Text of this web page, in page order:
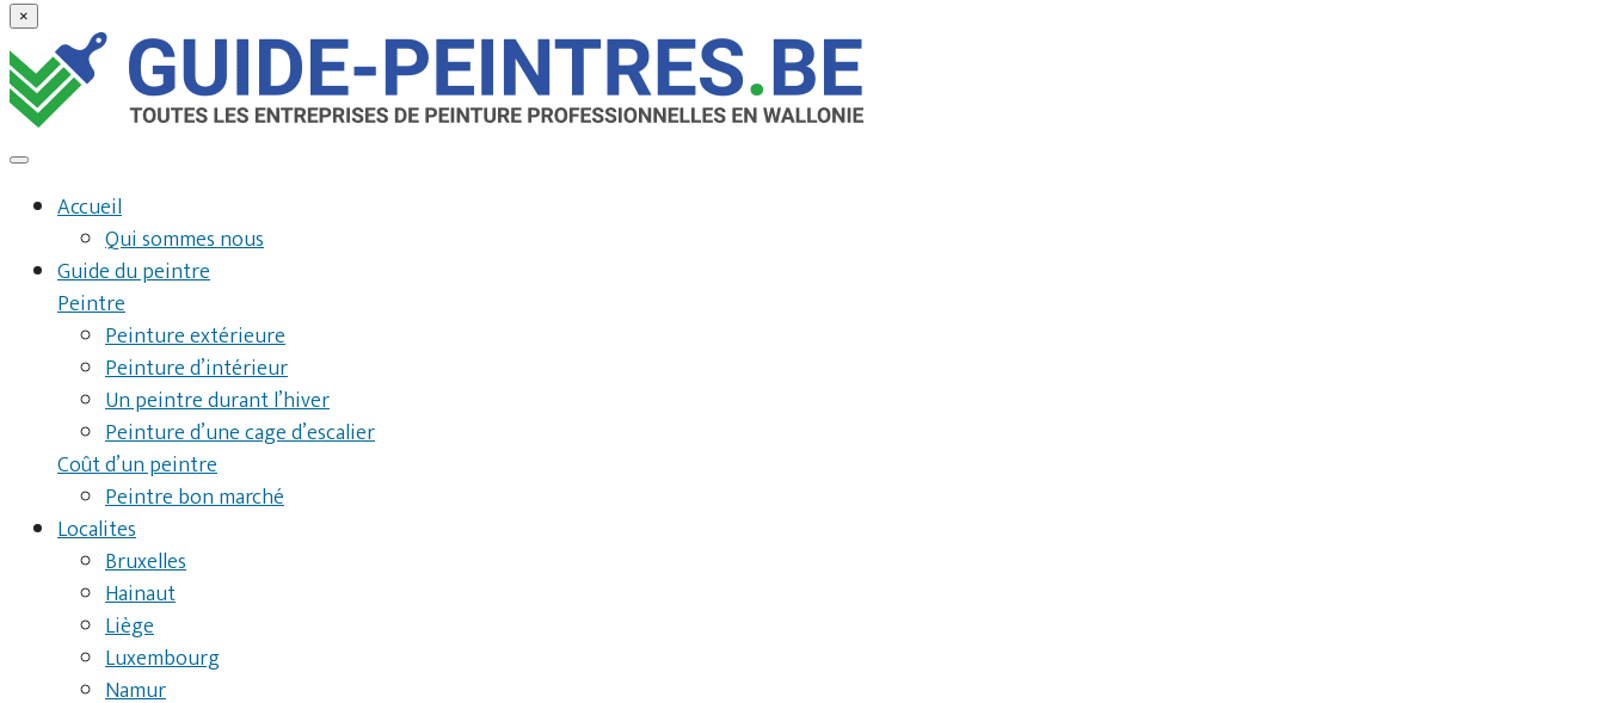
×
Accueil
Qui sommes nous
Guide du peintre
Peintre
Peinture extérieure
Peinture d’intérieur
Un peintre durant l’hiver
Peinture d’une cage d’escalier
Coût d’un peintre
Peintre bon marché
Localites
Bruxelles
Hainaut
Liège
Luxembourg
Namur